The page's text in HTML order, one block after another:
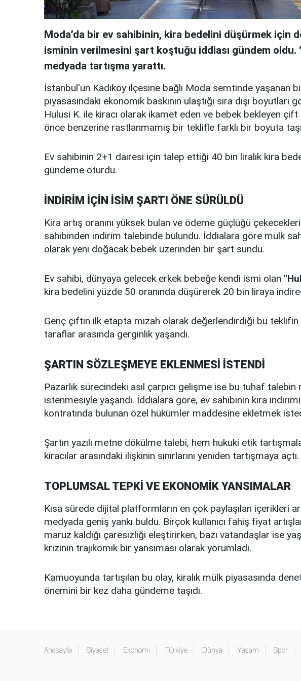
Moda’da bir ev sahibinin, kira bedelini düşürmek için
isminin verilmesini şart koştuğu iddiası gündem oldu.
medyada tartışma yarattı.
İstanbul'un Kadıköy ilçesine bağlı Moda semtinde yaşanan
piyasasındaki ekonomik baskının ulaştığı sıra dışı
Hulusi K. ile kiracı olarak ikamet eden ve bebek bekleyen çift
önce benzerine rastlanmamış bir teklifle farklı bir boyuta
Ev sahibinin 2+1 dairesi için talep ettiği 40 bin liralık kira
gündeme oturdu.
İNDİRİM İÇİN İSİM ŞARTI ÖNE SÜRÜLDÜ
Kira artış oranını yüksek bulan ve ödeme güçlüğü
sahibinden indirim talebinde bulundu. İddialara göre mülk
olarak yeni doğacak bebek üzerinden bir şart sundu.
Ev sahibi, dünyaya gelecek erkek bebeğe kendi ismi olan
kira bedelini yüzde 50 oranında düşürerek 20 bin liraya
Genç çiftin ilk etapta mizah olarak değerlendirdiği bu teklifin
taraflar arasında gerginlik yaşandı.
ŞARTIN SÖZLEŞMEYE EKLENMESİ İSTENDİ
Pazarlık sürecindeki asıl çarpıcı gelişme ise bu tuhaf
istenmesiyle yaşandı. İddialara göre, ev sahibinin kira
kontratında bulunan özel hükümler maddesine ekletmek
Şartın yazılı metne dökülme talebi, hem hukuki etik
kiracılar arasındaki ilişkinin sınırlarını yeniden tartışmaya açtı.
TOPLUMSAL TEPKİ VE EKONOMİK YANSIMALAR
Kısa sürede dijital platformların en çok paylaşılan içerikleri
medyada geniş yankı buldu. Birçok kullanıcı fahiş fiyat
maruz kaldığı çaresizliği eleştirirken, bazı vatandaşlar ise
krizinin trajikomik bir yansıması olarak yorumladı.
Kamuoyunda tartışılan bu olay, kiralık mülk piyasasında
önemini bir kez daha gündeme taşıdı.
Anasayfa Siyaset Ekonomi Türkiye Dünya Yaşam Spor